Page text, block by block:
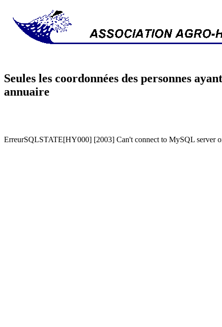
Seules les coordonnées des personnes
annuaire
ErreurSQLSTATE[HY000] [2003] Can't connect to MySQL server